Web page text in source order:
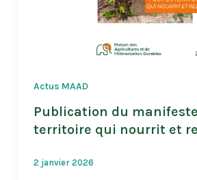
Actus MAAD
Publication du
territoire qui nourrit et
2 janvier 2026